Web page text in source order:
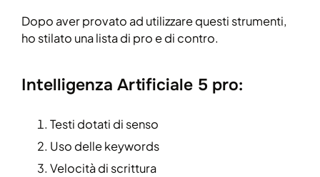
Dopo aver provato ad utilizzare questi strumenti,
ho stilato una lista di pro e di contro.
Intelligenza Artificiale 5 pro:
Testi dotati di senso
Uso delle keywords
Velocità di scrittura